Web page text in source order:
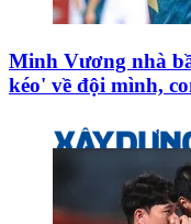
Minh Vương nhà
kéo' về đội mình,